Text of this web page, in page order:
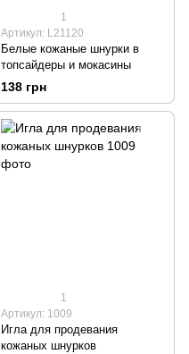
1
Артикул: L21120
Белые кожаные шнурки в
топсайдеры и мокасины
138 грн
1
Артикул: 1009
Игла для продевания
кожаных шнурков